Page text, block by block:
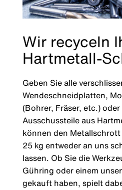
Wir recyceln
Hartmetall-
Geben Sie alle
Wendeschneidplatten,
(Bohrer, Fräser, etc.)
Ausschussteile aus
können den
25 kg entweder an uns
lassen. Ob Sie die
Gühring oder einem
gekauft haben, spielt